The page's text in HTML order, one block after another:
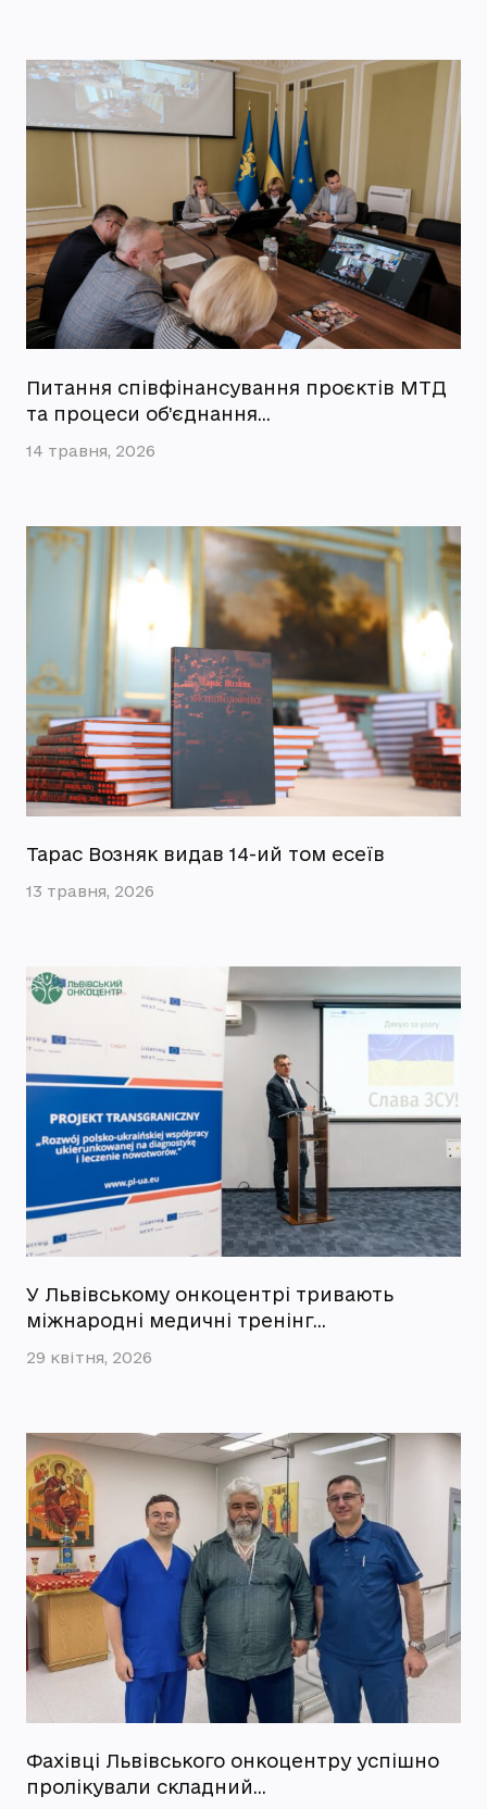
Питання співфінансування проєктів МТД
та процеси об’єднання…
14 травня, 2026
Тарас Возняк видав 14-ий том есеїв
13 травня, 2026
У Львівському онкоцентрі тривають
міжнародні медичні тренінг…
29 квітня, 2026
Фахівці Львівського онкоцентру успішно
пролікували складний…